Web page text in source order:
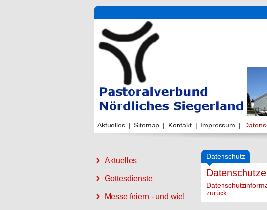
Aktuelles | Sitemap | Kontakt | Impressum |
Aktuelles
Gottesdienste
Messe feiern - und wie!
Datenschutz
zurück